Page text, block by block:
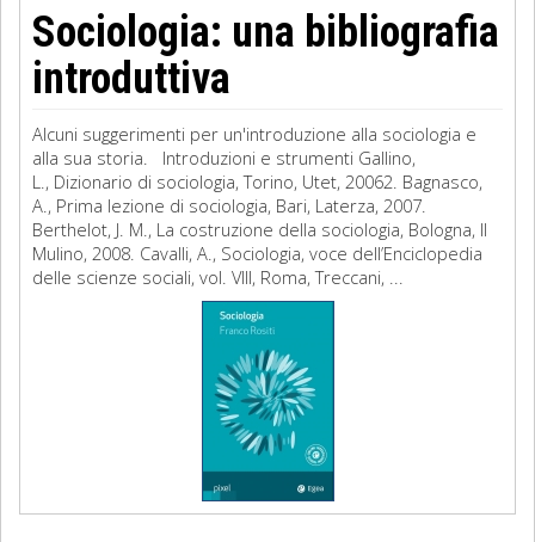
Sociologia: una bibliografia
introduttiva
Alcuni suggerimenti per un'introduzione alla sociologia e
alla sua storia. Introduzioni e strumenti Gallino,
L., Dizionario di sociologia, Torino, Utet, 20062. Bagnasco,
A., Prima lezione di sociologia, Bari, Laterza, 2007.
Berthelot, J. M., La costruzione della sociologia, Bologna, Il
Mulino, 2008. Cavalli, A., Sociologia, voce dell’Enciclopedia
delle scienze sociali, vol. VIII, Roma, Treccani, ...